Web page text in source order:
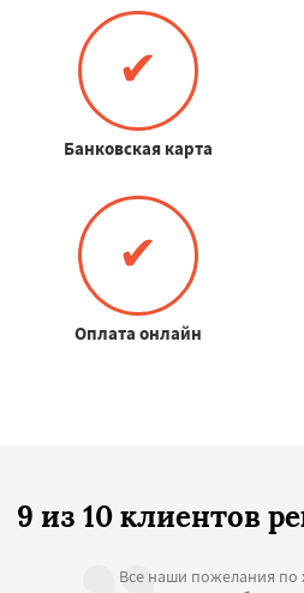
✔
Банковская карта
✔
Оплата онлайн
9 из 10 клиентов
Все наши пожелания по